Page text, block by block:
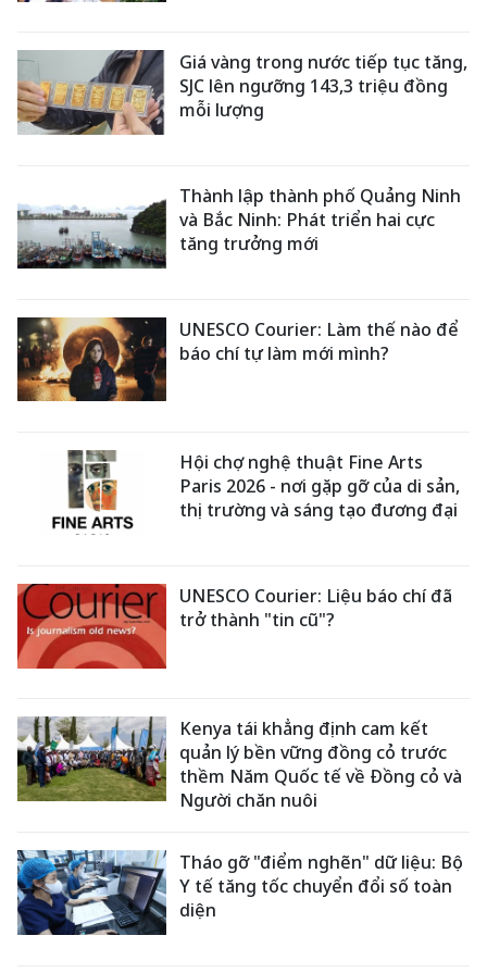
Giá vàng trong nước tiếp tục tăng,
SJC lên ngưỡng 143,3 triệu đồng
mỗi lượng
Thành lập thành phố Quảng Ninh
và Bắc Ninh: Phát triển hai cực
tăng trưởng mới
UNESCO Courier: Làm thế nào để
báo chí tự làm mới mình?
Hội chợ nghệ thuật Fine Arts
Paris 2026 - nơi gặp gỡ của di sản,
thị trường và sáng tạo đương đại
UNESCO Courier: Liệu báo chí đã
trở thành "tin cũ"?
Kenya tái khẳng định cam kết
quản lý bền vững đồng cỏ trước
thềm Năm Quốc tế về Đồng cỏ và
Người chăn nuôi
Tháo gỡ "điểm nghẽn" dữ liệu: Bộ
Y tế tăng tốc chuyển đổi số toàn
diện